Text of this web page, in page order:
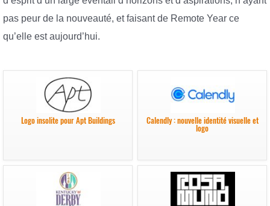
pas peur de la nouveauté, et faisant de Remote Year ce
qu’elle est aujourd’hui.
Logo insolite pour Apt Buildings Calendly : nouvelle identité visuelle et
logo